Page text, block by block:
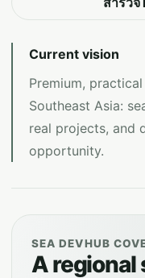
Current vision
Premium,
Southeast Asia:
real projects, and
opportunity.
SEA DEVHUB
A regional